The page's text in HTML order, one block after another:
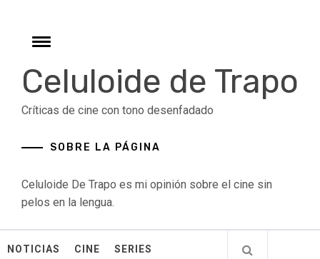
contentToggle
Celuloide de Trapo
Críticas de cine con tono desenfadado
SOBRE LA PÁGINA
Celuloide De Trapo es mi opinión sobre el cine sin
pelos en la lengua.
NOTICIAS CINE SERIES